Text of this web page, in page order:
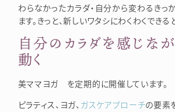
わらなかったカラダ・自分から変わるきっ
ます。きっと、新しいワタシにわくわくできる
自分のカラダを感じな
動く
美ママヨガ を定期的に開催しています。
ピラティス、ヨガ、 ガスケアプローチの要素